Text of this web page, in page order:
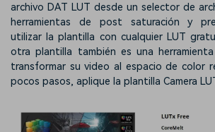
archivo DAT LUT desde un selector de
herramientas de post saturación y
utilizar la plantilla con cualquier LUT
otra plantilla también es una
transformar su video al espacio de color
pocos pasos, aplique la plantilla Camera